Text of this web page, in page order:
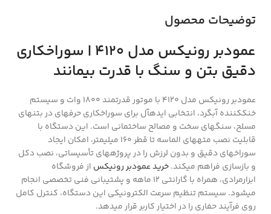
توضیحات محصول
عمودبر رونیکس مدل 4120 | سوراخکاری
دقیق بتن و سنگ با قدرت بیمانند
عمودبر رونیکس مدل 4120 با موتور قدرتمند ۱۸۰۰ وات و سیستم
خنککننده آبگرد، انتخابی ایدهآل برای سوراخکاری حرفهای در بتنهای
مسلح، سنگهای سخت و مصالح ساختمانی است. این دستگاه با
قابلیت نصب متههای الماسه تا قطر ۱۶۰ میلیمتر، امکان ایجاد
سوراخهای دقیق و بدون لرزش را در پروژههای تأسیساتی، نصب دکل
و بازسازی فراهم میکند.خرید عمودبر رونیکس از فروشگاه
ابزارمرادی، همراه با گارانتی ۱۲ ماهه و پشتیبانی فنی تخصصی انجام
میشود. سیستم تنظیم سرعت الکترونیکی این دستگاه، کنترل کامل
روی فرآیند حفاری را در اختیار کاربر قرار میدهد.